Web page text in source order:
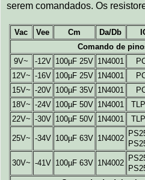
serem comandados. Os
Vac Vee Cm Da/Db
Comando de
9V~
-12V 100µF 25V 1N4001
12V~ -16V 100µF 25V 1N4001
15V~ -20V 100µF 35V 1N4001
18V~ -24V 100µF 50V 1N4001
22V~ -30V 100µF 50V 1N4001
25V~ -34V 100µF 63V 1N4002
30V~ -41V 100µF 63V 1N4002